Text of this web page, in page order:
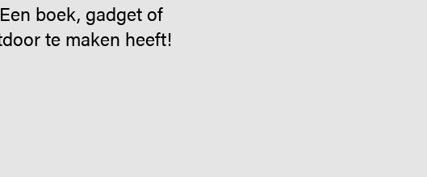
boek, gadget of
te maken heeft!